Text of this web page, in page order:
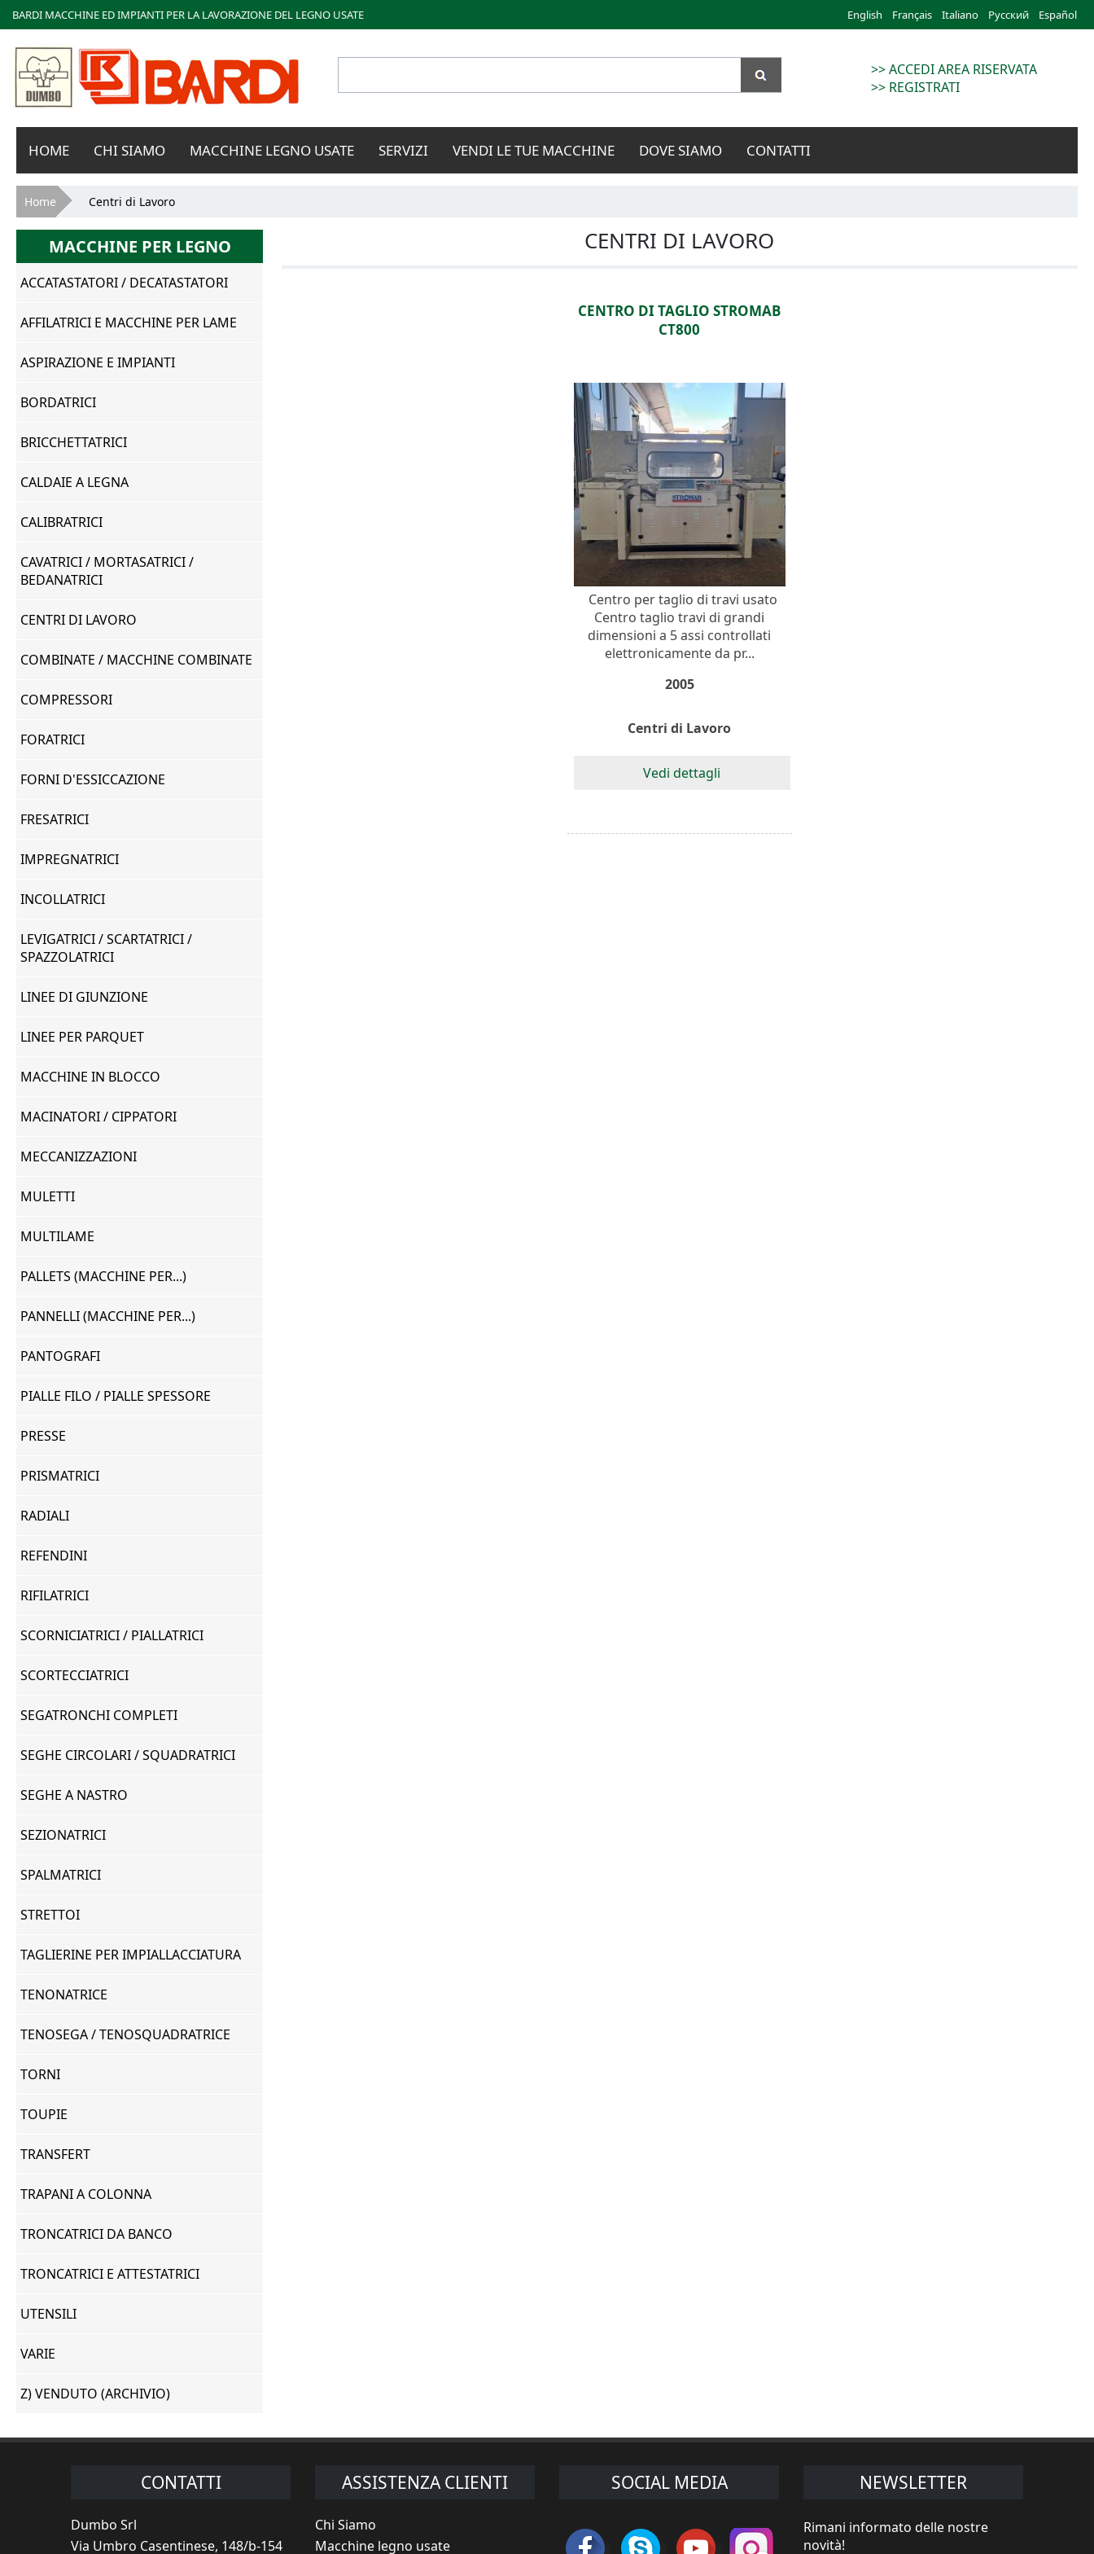
contenuto
BARDI MACCHINE ED IMPIANTI PER LA LAVORAZIONE DEL LEGNO USATE English Français Italiano Русский Español
Bardi
Macchine
>> ACCEDI AREA RISERVATA
>> REGISTRATI
HOME CHI SIAMO MACCHINE LEGNO USATE SERVIZI VENDI LE TUE MACCHINE DOVE SIAMO CONTATTI
Tu sei qui
Home Centri di Lavoro
CENTRI DI LAVORO
CENTRO DI TAGLIO STROMAB
CT800
Centro per taglio di travi usato
Centro taglio travi di grandi
dimensioni a 5 assi controllati
elettronicamente da pr...
2005
Centri di Lavoro
Vedi dettagli
MACCHINE PER LEGNO
ACCATASTATORI / DECATASTATORI
AFFILATRICI E MACCHINE PER LAME
ASPIRAZIONE E IMPIANTI
BORDATRICI
BRICCHETTATRICI
CALDAIE A LEGNA
CALIBRATRICI
CAVATRICI / MORTASATRICI /
BEDANATRICI
CENTRI DI LAVORO
COMBINATE / MACCHINE COMBINATE
COMPRESSORI
FORATRICI
FORNI D'ESSICCAZIONE
FRESATRICI
IMPREGNATRICI
INCOLLATRICI
LEVIGATRICI / SCARTATRICI /
SPAZZOLATRICI
LINEE DI GIUNZIONE
LINEE PER PARQUET
MACCHINE IN BLOCCO
MACINATORI / CIPPATORI
MECCANIZZAZIONI
MULETTI
MULTILAME
PALLETS (MACCHINE PER...)
PANNELLI (MACCHINE PER...)
PANTOGRAFI
PIALLE FILO / PIALLE SPESSORE
PRESSE
PRISMATRICI
RADIALI
REFENDINI
RIFILATRICI
SCORNICIATRICI / PIALLATRICI
SCORTECCIATRICI
SEGATRONCHI COMPLETI
SEGHE CIRCOLARI / SQUADRATRICI
SEGHE A NASTRO
SEZIONATRICI
SPALMATRICI
STRETTOI
TAGLIERINE PER IMPIALLACCIATURA
TENONATRICE
TENOSEGA / TENOSQUADRATRICE
TORNI
TOUPIE
TRANSFERT
TRAPANI A COLONNA
TRONCATRICI DA BANCO
TRONCATRICI E ATTESTATRICI
UTENSILI
VARIE
Z) VENDUTO (ARCHIVIO)
CONTATTI
Dumbo Srl
Via Umbro Casentinese, 148/b-154
ASSISTENZA CLIENTI
Chi Siamo
Macchine legno usate
SOCIAL MEDIA NEWSLETTER
Rimani informato delle nostre
novità!